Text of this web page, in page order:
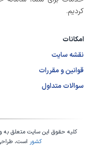
کردیم.
امکانات
نقشه سایت
قوانین و مقررات
سوالات متداول
کلیه حقوق این سایت متعلق
کشور است،